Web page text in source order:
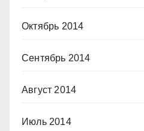
Октябрь 2014
Сентябрь 2014
Август 2014
Июль 2014